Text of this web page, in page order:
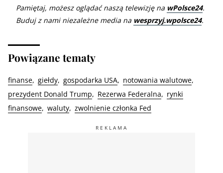
Pamiętaj, możesz oglądać naszą telewizję na wPolsce24.
Buduj z nami niezależne media na wesprzyj.wpolsce24.
Powiązane tematy
finanse giełdy gospodarka USA
notowania walutowe
prezydent Donald Trump
Rezerwa Federalna
rynki
finansowe waluty zwolnienie członka Fed